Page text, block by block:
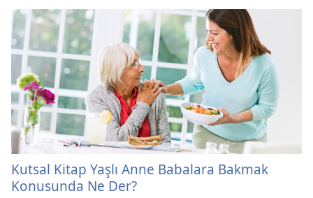
Kutsal Kitap Yaşlı Anne Babalara Bakmak
Konusunda Ne Der?